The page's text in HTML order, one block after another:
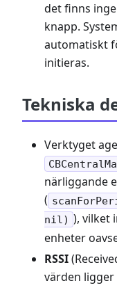
det finns
knapp.
automatiskt
initieras.
Tekniska
Verktyget
närliggande
(
nil) ), vilket
enheter
RSSI
värden